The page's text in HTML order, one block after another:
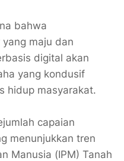
bahwa
maju dan
digital akan
yang kondusif
hidup masyarakat.
capaian
menunjukkan tren
Manusia (IPM) Tanah